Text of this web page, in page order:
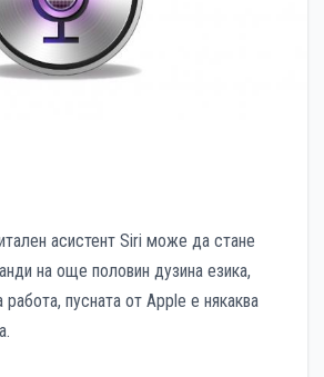
асистент Siri може да стане
на още половин дузина езика,
работа, пусната от Apple е някаква